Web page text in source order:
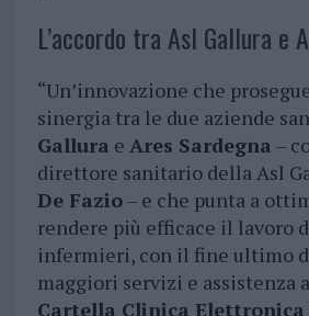
L’accordo tra Asl Gallura e
“Un’innovazione che
sinergia tra le due aziende
Gallura e Ares Sardegna –
direttore sanitario della Asl
De Fazio– e che punta a
rendere più efficace il lavoro
infermieri, con il fine ultimo
maggiori servizi e assistenza
Cartella Clinica Elettronica